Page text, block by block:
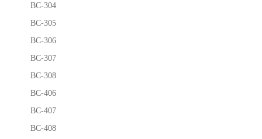
BC-304
BC-305
BC-306
BC-307
BC-308
BC-406
BC-407
BC-408